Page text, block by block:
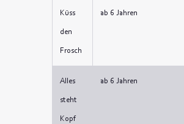
Küss
den
Frosch
ab 6 Jahren
Alles
steht
Kopf
ab 6 Jahren